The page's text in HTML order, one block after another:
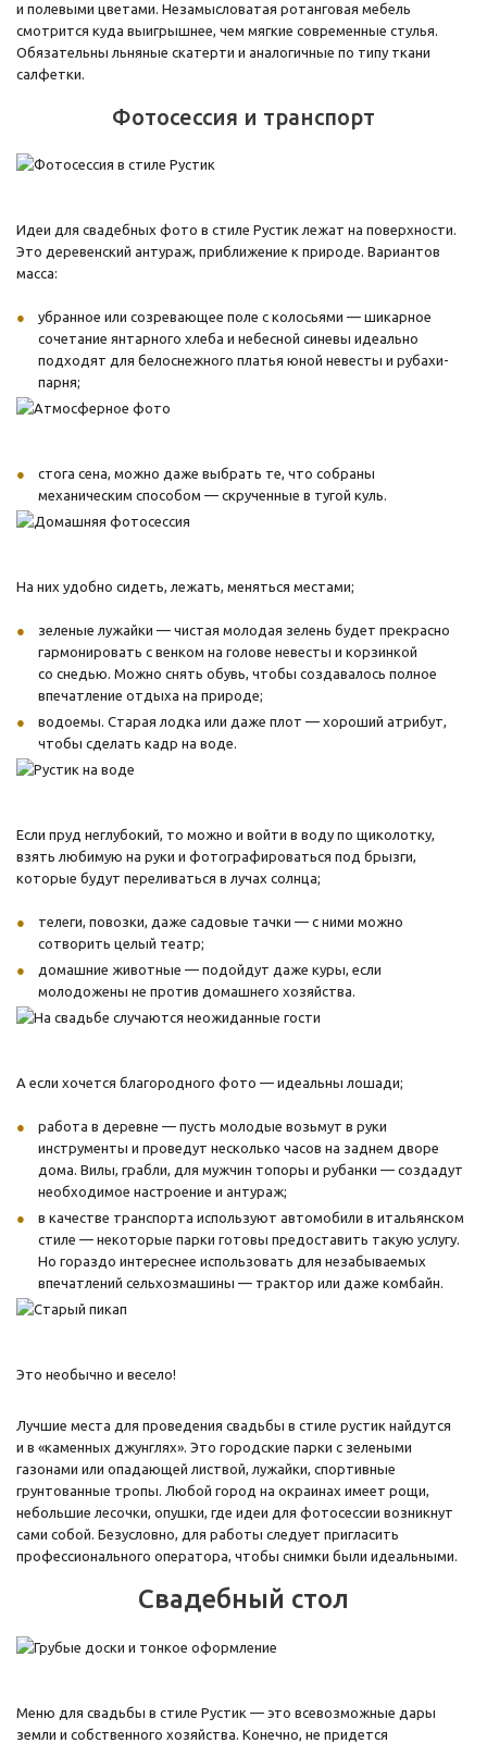
и полевыми цветами. Незамысловатая ротанговая мебель
смотрится куда выигрышнее, чем мягкие современные стулья.
Обязательны льняные скатерти и аналогичные по типу ткани
салфетки.
Фотосессия и транспорт
Идеи для свадебных фото в стиле Рустик лежат на поверхности.
Это деревенский антураж, приближение к природе. Вариантов
масса:
убранное или созревающее поле с колосьями — шикарное
сочетание янтарного хлеба и небесной синевы идеально
подходят для белоснежного платья юной невесты и рубахи-
парня;
стога сена, можно даже выбрать те, что собраны
механическим способом — скрученные в тугой куль.
На них удобно сидеть, лежать, меняться местами;
зеленые лужайки — чистая молодая зелень будет прекрасно
гармонировать с венком на голове невесты и корзинкой
со снедью. Можно снять обувь, чтобы создавалось полное
впечатление отдыха на природе;
водоемы. Старая лодка или даже плот — хороший атрибут,
чтобы сделать кадр на воде.
Если пруд неглубокий, то можно и войти в воду по щиколотку,
взять любимую на руки и фотографироваться под брызги,
которые будут переливаться в лучах солнца;
телеги, повозки, даже садовые тачки — с ними можно
сотворить целый театр;
домашние животные — подойдут даже куры, если
молодожены не против домашнего хозяйства.
А если хочется благородного фото — идеальны лошади;
работа в деревне — пусть молодые возьмут в руки
инструменты и проведут несколько часов на заднем дворе
дома. Вилы, грабли, для мужчин топоры и рубанки — создадут
необходимое настроение и антураж;
в качестве транспорта используют автомобили в итальянском
стиле — некоторые парки готовы предоставить такую услугу.
Но гораздо интереснее использовать для незабываемых
впечатлений сельхозмашины — трактор или даже комбайн.
Это необычно и весело!
Лучшие места для проведения свадьбы в стиле рустик найдутся
и в «каменных джунглях». Это городские парки с зелеными
газонами или опадающей листвой, лужайки, спортивные
грунтованные тропы. Любой город на окраинах имеет рощи,
небольшие лесочки, опушки, где идеи для фотосессии возникнут
сами собой. Безусловно, для работы следует пригласить
профессионального оператора, чтобы снимки были идеальными.
Свадебный стол
Меню для свадьбы в стиле Рустик — это всевозможные дары
земли и собственного хозяйства. Конечно, не придется